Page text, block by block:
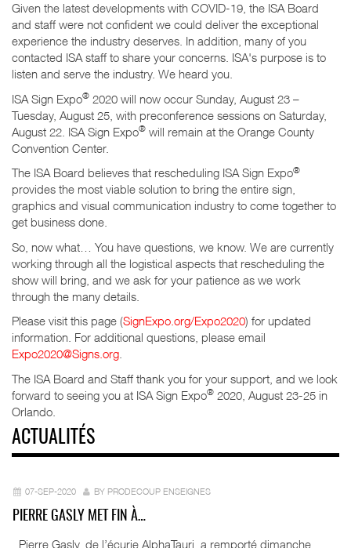
Given the latest developments with COVID-19, the ISA Board
and staff were not confident we could deliver the exceptional
experience the industry deserves. In addition, many of you
contacted ISA staff to share your concerns. ISA's purpose is to
listen and serve the industry. We heard you.
ISA Sign Expo® 2020 will now occur Sunday, August 23 –
Tuesday, August 25, with preconference sessions on Saturday,
August 22. ISA Sign Expo® will remain at the Orange County
Convention Center.
The ISA Board believes that rescheduling ISA Sign Expo®
provides the most viable solution to bring the entire sign,
graphics and visual communication industry to come together to
get business done.
So, now what… You have questions, we know. We are currently
working through all the logistical aspects that rescheduling the
show will bring, and we ask for your patience as we work
through the many details.
Please visit this page (SignExpo.org/Expo2020) for updated
information. For additional questions, please email
Expo2020@Signs.org
The ISA Board and Staff thank you for your support, and we look
forward to seeing you at ISA Sign Expo® 2020, August 23-25 in
Orlando.
ACTUALITÉS
07-SEP-2020 BY PRODECOUP ENSEIGNES
PIERRE GASLY MET FIN À…
Pierre Gasly, de l’écurie AlphaTauri, a remporté dimanche